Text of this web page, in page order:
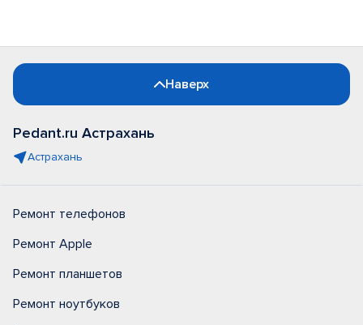
Наверх
Pedant.ru Астрахань
Астрахань
Ремонт телефонов
Ремонт Apple
Ремонт планшетов
Ремонт ноутбуков